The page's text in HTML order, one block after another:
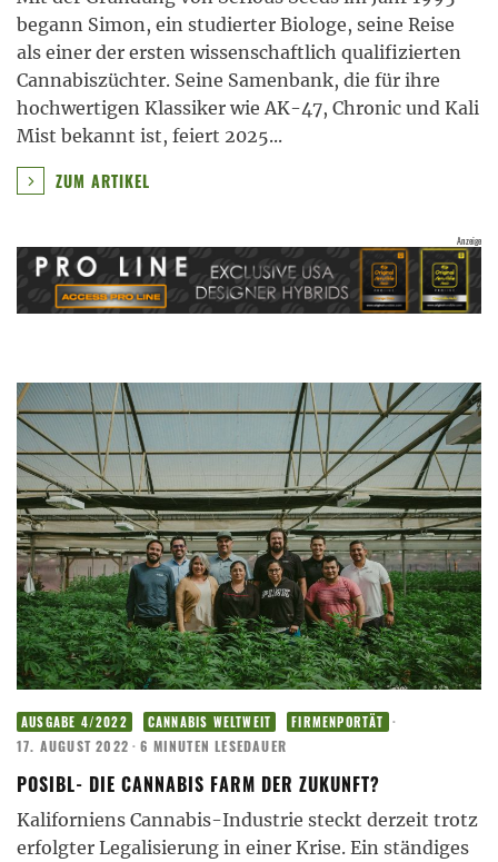
begann Simon, ein studierter Biologe, seine Reise
als einer der ersten wissenschaftlich qualifizierten
Cannabiszüchter. Seine Samenbank, die für ihre
hochwertigen Klassiker wie AK-47, Chronic und Kali
Mist bekannt ist, feiert 2025...
ZUM ARTIKEL
AUSGABE 4/2022 CANNABIS WELTWEIT FIRMENPORTÄT ·
17. AUGUST 2022 · 6 MINUTEN LESEDAUER
POSIBL- DIE CANNABIS FARM DER ZUKUNFT?
Kaliforniens Cannabis-Industrie steckt derzeit trotz
erfolgter Legalisierung in einer Krise. Ein ständiges